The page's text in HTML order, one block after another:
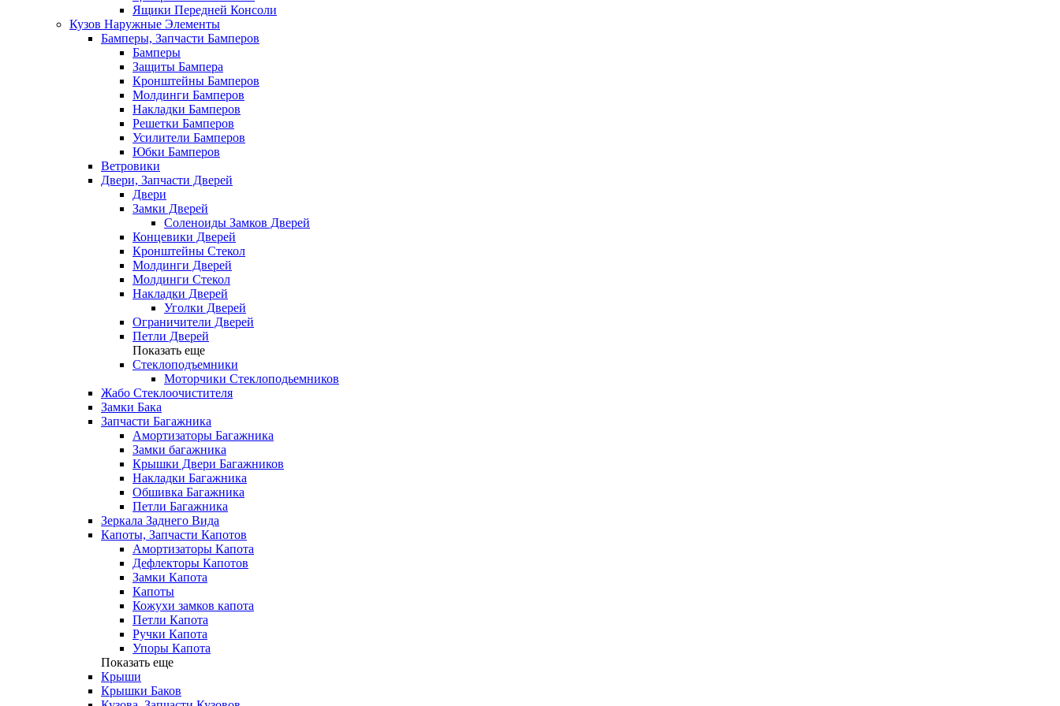
Ящики Передней Консоли
Кузов Наружные Элементы
Бамперы, Запчасти Бамперов
Бамперы
Защиты Бампера
Кронштейны Бамперов
Молдинги Бамперов
Накладки Бамперов
Решетки Бамперов
Усилители Бамперов
Юбки Бамперов
Ветровики
Двери, Запчасти Дверей
Двери
Замки Дверей
Соленоиды Замков Дверей
Концевики Дверей
Кронштейны Стекол
Молдинги Дверей
Молдинги Стекол
Накладки Дверей
Уголки Дверей
Ограничители Дверей
Петли Дверей
Показать еще
Стеклоподъемники
Моторчики Стеклоподьемников
Жабо Стеклоочистителя
Замки Бака
Запчасти Багажника
Амортизаторы Багажника
Замки багажника
Крышки Двери Багажников
Накладки Багажника
Обшивка Багажника
Петли Багажника
Зеркала Заднего Вида
Капоты, Запчасти Капотов
Амортизаторы Капота
Дефлекторы Капотов
Замки Капота
Капоты
Кожухи замков капота
Петли Капота
Ручки Капота
Упоры Капота
Показать еще
Крыши
Крышки Баков